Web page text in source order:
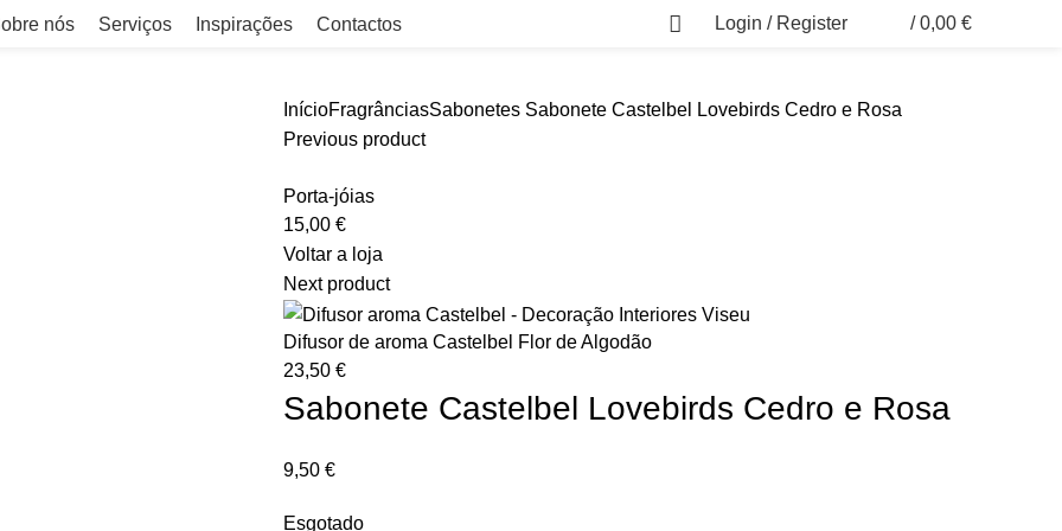
nós Serviços Inspirações Contactos Login / Register / 0,00 €
InícioFragrânciasSabonetes Sabonete Castelbel Lovebirds Cedro e Rosa
Previous product
Porta-jóias
15,00 €
Voltar a loja
Next product
Difusor de aroma Castelbel Flor de Algodão
23,50 €
Sabonete Castelbel Lovebirds Cedro e Rosa
9,50 €
Esgotado